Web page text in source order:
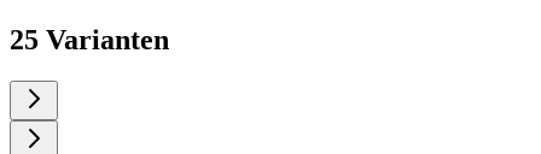
25 Varianten